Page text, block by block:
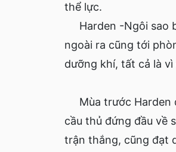
thể lực.
Harden -Ngôi sao
ngoài ra cũng tới
dưỡng khí, tất cả là
Mùa trước Harden
cầu thủ đứng đầu về
trận thắng, cũng đạt